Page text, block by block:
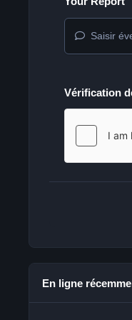
Saisir
Vérification
En ligne